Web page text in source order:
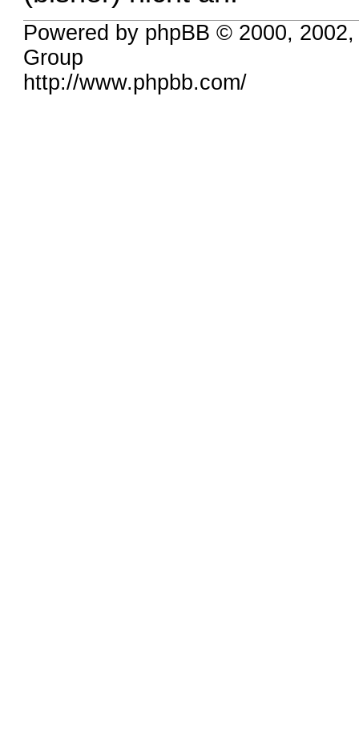
Powered by phpBB © 2000,
Group
http://www.phpbb.com/